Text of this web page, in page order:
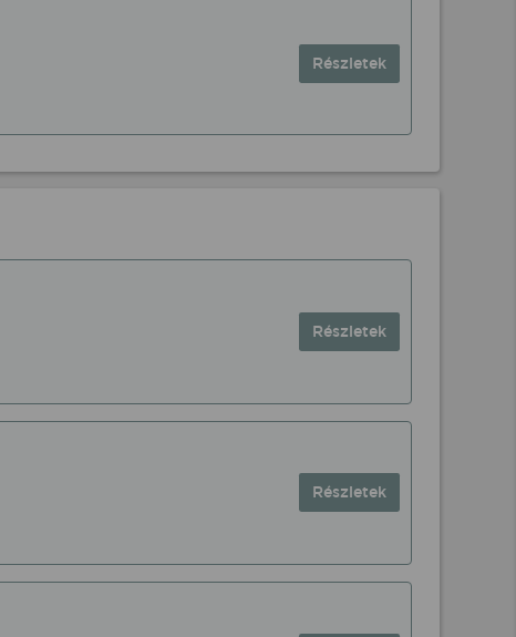
Részletek
Részletek
Részletek